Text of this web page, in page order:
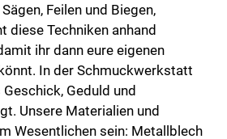
Feilen und Biegen,
diese Techniken anhand
ihr dann eure eigenen
In der Schmuckwerkstatt
Geduld und
Unsere Materialien und
Wesentlichen sein: Metallblech